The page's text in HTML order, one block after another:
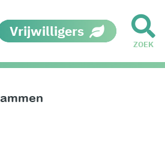
Vrijwilligers
ZOEK